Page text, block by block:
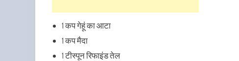
1 कप गेहूं का आटा
1 कप मैदा
1 टीस्पून रिफाइंड तेल